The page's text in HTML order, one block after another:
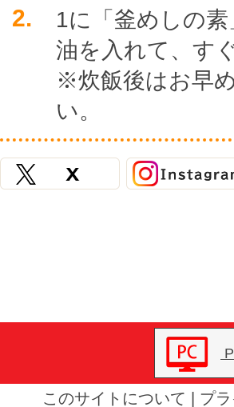
2.
1に「釜めしの
油を入れて、す
※炊飯後はお早
い。
このサイトについて プ